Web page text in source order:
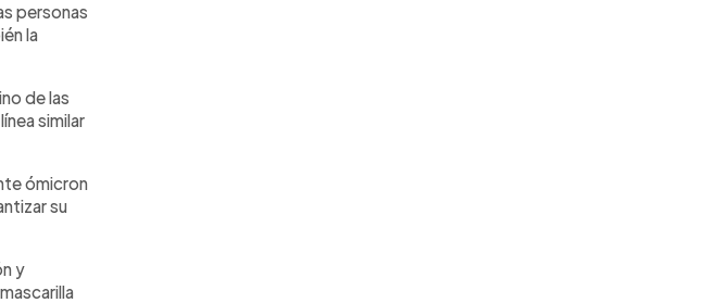
personas
la
de las
similar
ómicron
su
y